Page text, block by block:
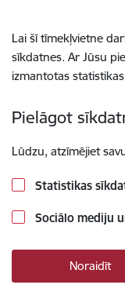
Lai šī tīmekļvietne
sīkdatnes. Ar Jūsu
izmantotas
Pielāgot
Lūdzu, atzīmējiet
Statistikas
Sociālo mediju
Noraidīt